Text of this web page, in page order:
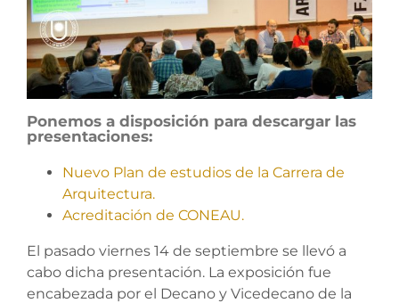
Ver
imagen
más
grande
Ponemos a disposición para descargar las
presentaciones:
Nuevo Plan de estudios de la Carrera de
Arquitectura.
Acreditación de CONEAU.
El pasado viernes 14 de septiembre se llevó a
cabo dicha presentación. La exposición fue
encabezada por el Decano y Vicedecano de la